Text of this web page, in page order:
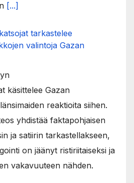
[...]
tarkastelee
valintoja Gazan
käsittelee Gazan
reaktioita siihen.
yhdistää faktapohjaisen
ja satiirin tarkastellakseen,
on jäänyt ristiriitaiseksi ja
vakavuuteen nähden.